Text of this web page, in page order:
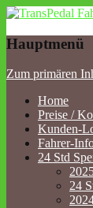
Hauptmenü
Zum primären
Home
Preise /
Kunden-
Fahrer-
24 Std
24